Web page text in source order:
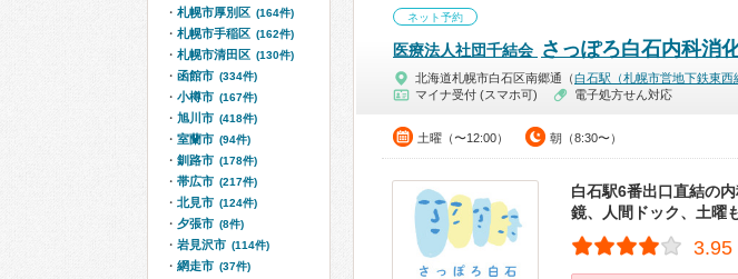
ネット予約
医療法人社団千結会 さっぽろ白石内科消
北海道札幌市白石区南郷通（白石駅（札幌市営地下鉄東西
マイナ受付 (スマホ可)
電子処方せん対応
土曜（〜12:00） 朝（8:30〜）
白石駅6番出口直結の
鏡、人間ドック、土曜
3.95
札幌市厚別区 (164件)
札幌市手稲区 (162件)
札幌市清田区 (130件)
函館市 (334件)
小樽市 (167件)
旭川市 (418件)
室蘭市 (94件)
釧路市 (178件)
帯広市 (217件)
北見市 (124件)
夕張市 (8件)
岩見沢市 (114件)
網走市 (37件)